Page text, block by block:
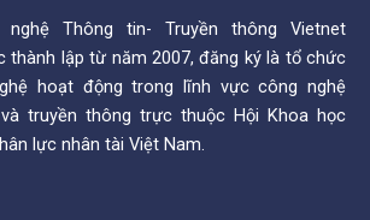
nghệ Thông tin- Truyền thông Vietnet
thành lập từ năm 2007, đăng ký là tổ chức
hoạt động trong lĩnh vực công nghệ
truyền thông trực thuộc Hội Khoa học
lực nhân tài Việt Nam.